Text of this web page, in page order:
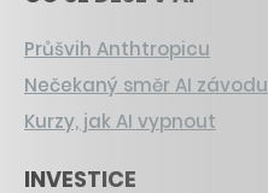
Průšvih Anthtropicu
Nečekaný směr AI závodu
Kurzy, jak AI vypnout
INVESTICE